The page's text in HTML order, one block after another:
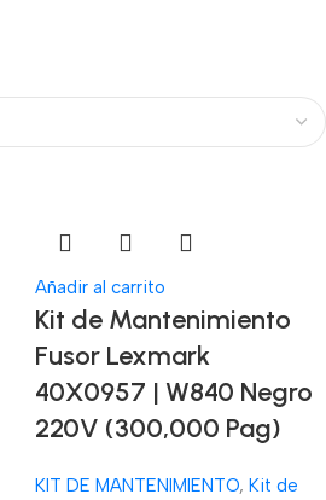
Añadir al carrito
Kit de Mantenimiento
Fusor Lexmark
40X0957 | W840 Negro
220V (300,000 Pag)
KIT DE MANTENIMIENTO, Kit de